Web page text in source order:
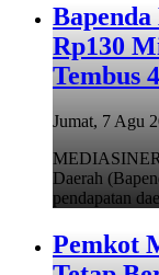
Rp130
Tembus
Jumat, 7 Agu
Daerah
pendapatan
Pemkot